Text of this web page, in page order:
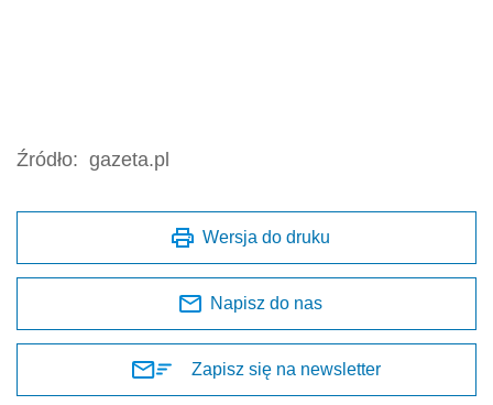
Źródło: gazeta.pl
Wersja do druku
Napisz do nas
Zapisz się na newsletter